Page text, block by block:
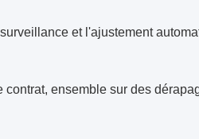
et l'ajustement
ensemble sur des